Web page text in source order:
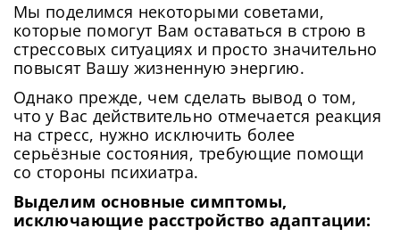
Мы поделимся некоторыми советами,
которые помогут Вам оставаться в строю в
стрессовых ситуациях и просто значительно
повысят Вашу жизненную энергию.
Однако прежде, чем сделать вывод о том,
что у Вас действительно отмечается реакция
на стресс, нужно исключить более
серьёзные состояния, требующие помощи
со стороны психиатра.
Выделим основные симптомы,
исключающие расстройство адаптации: